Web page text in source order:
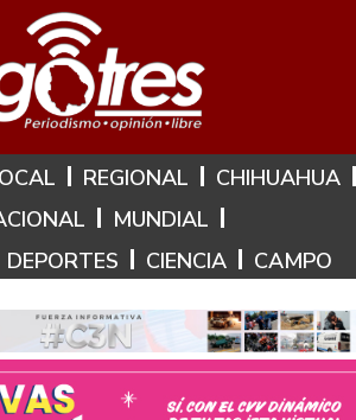
es: 6 de Agosto de 2026
REGIONAL
CHIHUAHUA
MUNDIAL
DEPORTES CIENCIA CAMPO